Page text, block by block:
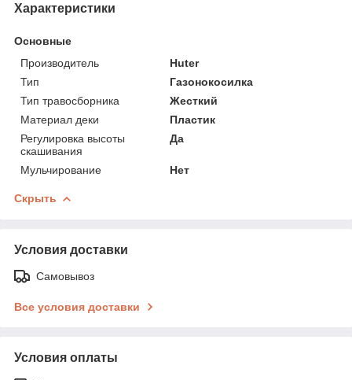
Характеристики
Основные
Производитель
Huter
Тип
Газонокосилка
Тип травосборника
Жесткий
Материал деки
Пластик
Регулировка высоты
скашивания
Да
Мульчирование Нет
Скрыть
Условия доставки
Самовывоз
Все условия доставки
Условия оплаты